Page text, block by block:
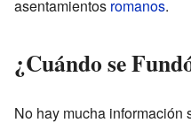
asentamientos romanos.
¿Cuándo se
No hay mucha información